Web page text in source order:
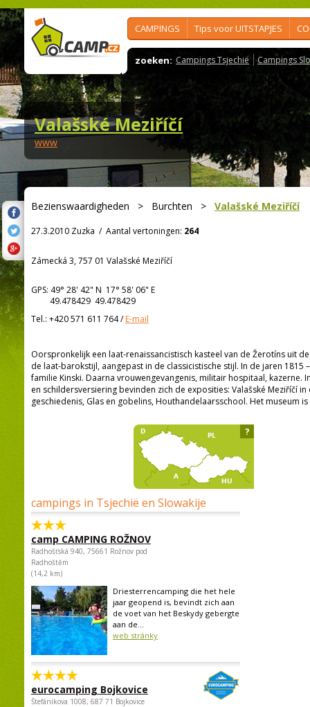
CAMPINGS Tips voor UITSTAPJES
zoeken: Campings Tsjechië Campings
Valašské Meziříčí
www
Bezienswaardigheden > Burchten > Valašské Meziříčí
27.3.2010 Zuzka / Aantal vertoningen: 264
Zámecká 3, 757 01 Valašské Meziříčí
GPS: 49° 28' 42" N 17° 58' 06" E
49.478429 49.478429
Tel.: +420 571 611 764/E-mail
Oorspronkelijk een laat-renaissancistisch kasteel van de Žerotíns uit
de laat-barokstijl, aangepast in de classicistische stijl. In de jaren 1815
familie Kinski. Daarna vrouwengevangenis, militair hospitaal, kazerne.
en schildersversiering bevinden zich de exposities: Valašské Meziříčí
geschiedenis, Glas en gobelins, Houthandelaarsschool. Het museum
campings in Tsjechië en Slowakije
camp CAMPING ROŽNOV
Radhošťská 940, 75661 Rožnov pod
Radhoštěm
(14,2 km)
Driesterrencamping die het hele
jaar geopend is, bevindt zich aan
de voet van het Beskydy gebergte
aan de...
web stránky
eurocamping Bojkovice
Štefánikova 1008, 687 71 Bojkovice
?